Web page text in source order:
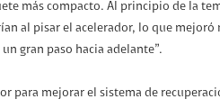
más compacto. Al principio de la
al pisar el acelerador, lo que mejoró
gran paso hacia adelante”.
para mejorar el sistema de